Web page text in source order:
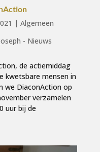
| Algemeen
- Nieuws
de actiemiddag
kwetsbare mensen in
we DiaconAction op
verzamelen
uur bij de